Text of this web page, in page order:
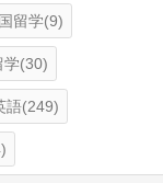
留学(9)
学(30)
語(249)